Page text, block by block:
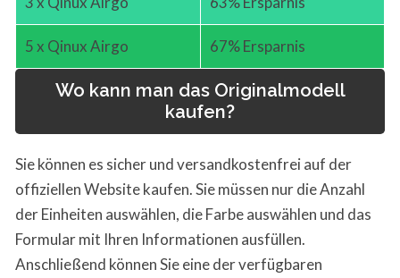
5 x Qinux Airgo 67% Ersparnis
Wo kann man das Originalmodell
kaufen?
Sie können es sicher und versandkostenfrei auf der
offiziellen Website kaufen. Sie müssen nur die Anzahl
der Einheiten auswählen, die Farbe auswählen und das
Formular mit Ihren Informationen ausfüllen.
Anschließend können Sie eine der verfügbaren